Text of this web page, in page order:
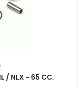
/ NLX - 65 CC.